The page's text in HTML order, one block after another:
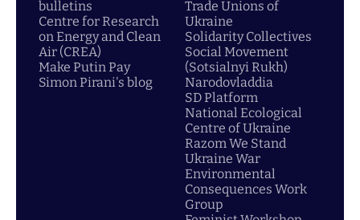
bulletins
Centre for Research
on Energy and Clean
Air (CREA)
Make Putin Pay
Simon Pirani's blog
Trade Unions of
Ukraine
Solidarity Collectives
Social Movement
(Sotsialnyi Rukh)
Narodovladdia
SD Platform
National Ecological
Centre of Ukraine
Razom We Stand
Ukraine War
Environmental
Consequences Work
Group